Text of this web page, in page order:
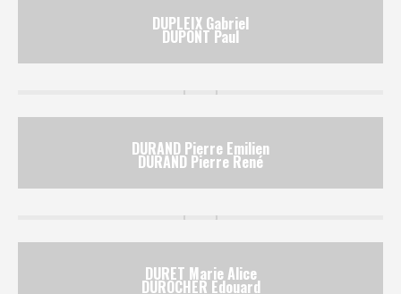
DUPLEIX Gabriel
DUPONT Paul
DURAND Pierre Emilien
DURAND Pierre René
DURET Marie Alice
DUROCHER Edouard